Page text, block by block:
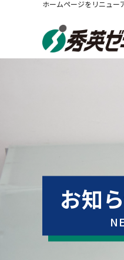
ホームページをリニュー
お知